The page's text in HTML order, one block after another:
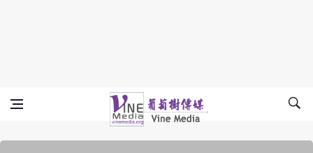
Vine Media
葡萄樹傳媒